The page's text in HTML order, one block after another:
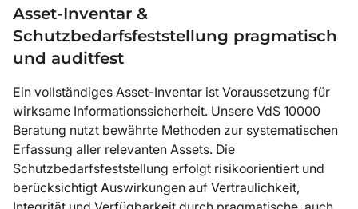
Asset-Inventar &
Schutzbedarfsfeststellung pragmatisch
und auditfest
Ein vollständiges Asset-Inventar ist Voraussetzung für
wirksame Informationssicherheit. Unsere VdS 10000
Beratung nutzt bewährte Methoden zur systematischen
Erfassung aller relevanten Assets. Die
Schutzbedarfsfeststellung erfolgt risikoorientiert und
berücksichtigt Auswirkungen auf Vertraulichkeit,